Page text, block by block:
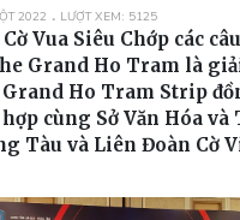
2022 LƯỢT XEM: 5125
Vua Siêu Chớp các
Grand Ho Tram là
Ho Tram Strip
cùng Sở Văn Hóa và
Tàu và Liên Đoàn Cờ